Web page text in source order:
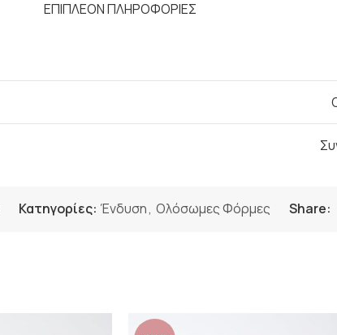
ΕΠΙΠΛΕΟΝ ΠΛΗΡΟΦΟΡΙΕΣ
Κατηγορίες: Ένδυση, Ολόσωμες Φόρμες Share: